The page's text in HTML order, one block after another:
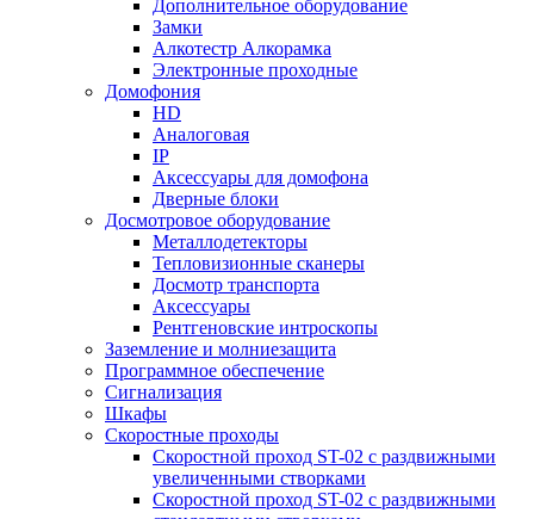
Дополнительное оборудование
Замки
Алкотестр Алкорамка
Электронные проходные
Домофония
HD
Аналоговая
IP
Аксессуары для домофона
Дверные блоки
Досмотровое оборудование
Металлодетекторы
Тепловизионные сканеры
Досмотр транспорта
Аксессуары
Рентгеновские интроскопы
Заземление и молниезащита
Программное обеспечение
Сигнализация
Шкафы
Скоростные проходы
Скоростной проход ST-02 с раздвижными
увеличенными створками
Скоростной проход ST-02 с раздвижными